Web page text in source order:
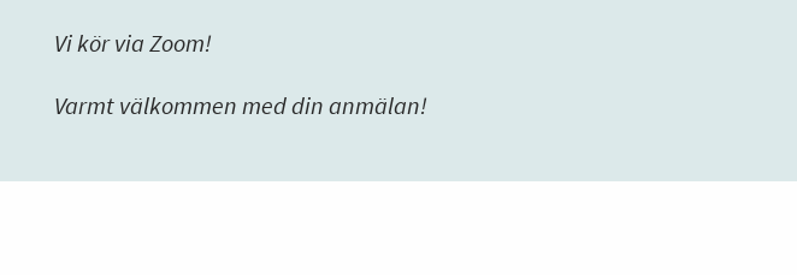
Vi kör via Zoom!
Varmt välkommen med din anmälan!